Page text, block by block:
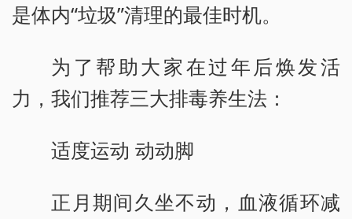
是体内“垃圾”清理的最佳时机。
为了帮助大家在过年后焕发活
力，我们推荐三大排毒养生法：
适度运动 动动脚
正月期间久坐不动，血液循环减